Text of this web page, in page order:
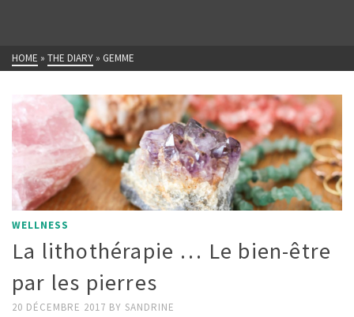
HOME » THE DIARY » GEMME
WELLNESS
La lithothérapie … Le bien-être
par les pierres
20 DÉCEMBRE 2017 BY SANDRINE